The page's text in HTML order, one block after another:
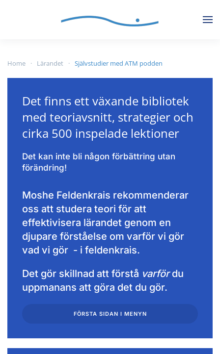
Home Lärandet Självstudier med ATM podden
Det finns ett växande bibliotek
med teoriavsnitt, strategier och
cirka 500 inspelade lektioner
Det kan inte bli någon förbättring utan
förändring!
Moshe Feldenkrais rekommenderar
oss att studera teori för att
effektivisera lärandet genom en
djupare förståelse om varför vi gör
vad vi gör - i feldenkrais.
Det gör skillnad att förstå varfördu
uppmanans att göra det du gör.
FÖRSTA SIDAN I MENYN